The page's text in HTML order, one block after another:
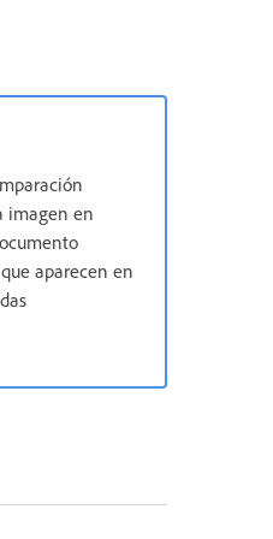
imagen en
aparecen en